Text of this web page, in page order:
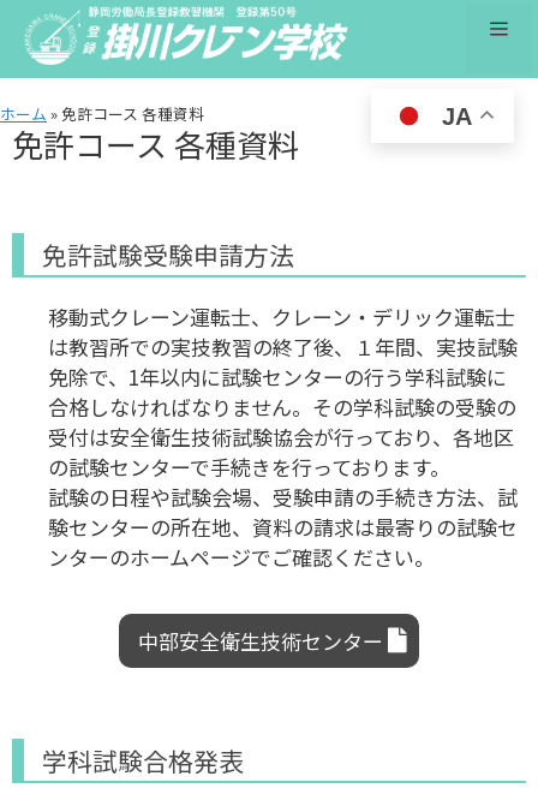
テ
ン
ツ
へ
プ
メ
ホーム » 免許コース 各種資料
免許コース 各種資料
免許試験受験申請方法
移動式クレーン運転士、クレーン・デリック運転士
は教習所での実技教習の終了後、１年間、実技試験
免除で、1年以内に試験センターの行う学科試験に
合格しなければなりません。その学科試験の受験の
受付は安全衛生技術試験協会が行っており、各地区
の試験センターで手続きを行っております。
試験の日程や試験会場、受験申請の手続き方法、試
験センターの所在地、資料の請求は最寄りの試験セ
ンターのホームページでご確認ください。
中部安全衛生技術センター
学科試験合格発表
JA